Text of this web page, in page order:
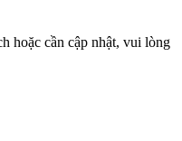
hoặc cần cập nhật, vui lòng